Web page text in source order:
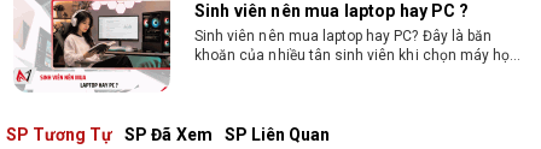
Sinh viên nên mua laptop hay PC ?
Sinh viên nên mua laptop hay PC? Đây là băn
khoăn của nhiều tân sinh viên khi chọn máy học
Laptop Sinh Viên 15–20 Triệu 2026: Cấu
SP Tương Tự SP Đã Xem SP Liên Quan